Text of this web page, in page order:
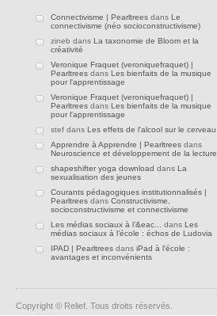
Connectivisme | Pearltrees dans Le
connectivisme (néo socioconstructivisme)
zineb dans La taxonomie de Bloom et la
créativité
Veronique Fraquet (veroniquefraquet) |
Pearltrees dans Les bienfaits de la musique
pour l'apprentissage
Veronique Fraquet (veroniquefraquet) |
Pearltrees dans Les bienfaits de la musique
pour l'apprentissage
stef dans Les effets de l'alcool sur le cerveau
Apprendre à Apprendre | Pearltrees dans
Neuroscience et développement de la lecture
shapeshifter yoga download dans La
sexualisation des jeunes
Courants pédagogiques institutionnalisés |
Pearltrees dans Constructivisme,
socioconstructivisme et connectivisme
Les médias sociaux à l’&eac...
dans Les
médias sociaux à l’école : échos de Ludovia
IPAD | Pearltrees dans iPad à l’école :
avantages et inconvénients
Copyright © Relief. Tous droits réservés.